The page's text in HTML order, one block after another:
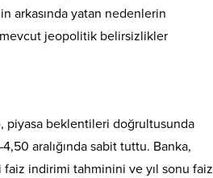
arkasında yatan nedenlerin
jeopolitik belirsizlikler
piyasa beklentileri doğrultusunda
aralığında sabit tuttu. Banka,
indirimi tahminini ve yıl sonu faiz